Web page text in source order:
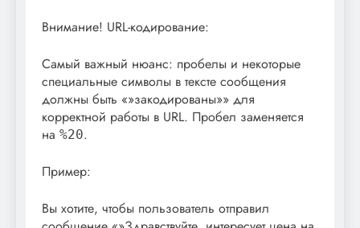
Внимание! URL-кодирование:
Самый важный нюанс: пробелы и некоторые
специальные символы в тексте сообщения
должны быть «»закодированы»» для
корректной работы в URL. Пробел заменяется
на %20.
Пример:
Вы хотите, чтобы пользователь отправил